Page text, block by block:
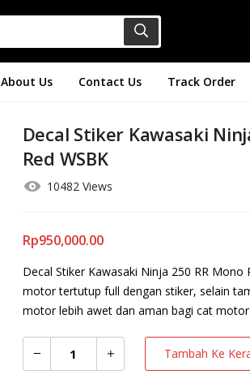
About Us Contact Us Track Order
Decal Stiker Kawasaki
Red WSBK
10482 Views
Rp950,000.00
Decal Stiker Kawasaki Ninja 250 RR Mono
motor tertutup full dengan stiker, selain
motor lebih awet dan aman bagi cat
Tambah Ke